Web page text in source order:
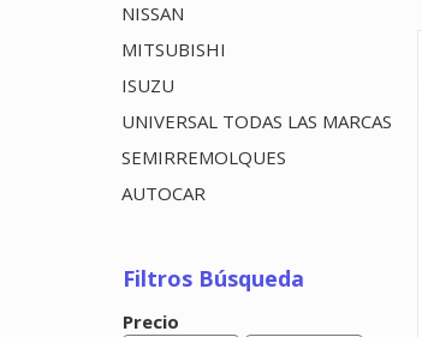
NISSAN
MITSUBISHI
ISUZU
UNIVERSAL TODAS LAS MARCAS
SEMIRREMOLQUES
AUTOCAR
Filtros Búsqueda
Precio